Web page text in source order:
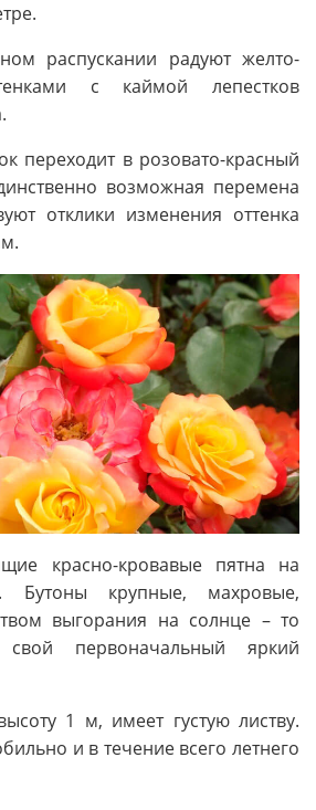
распускании радуют желто-
с каймой лепестков
переходит в розовато-красный
возможная перемена
отклики изменения оттенка
красно-кровавые пятна на
Бутоны крупные, махровые,
выгорания на солнце – то
свой первоначальный яркий
1 м, имеет густую листву.
и в течение всего летнего